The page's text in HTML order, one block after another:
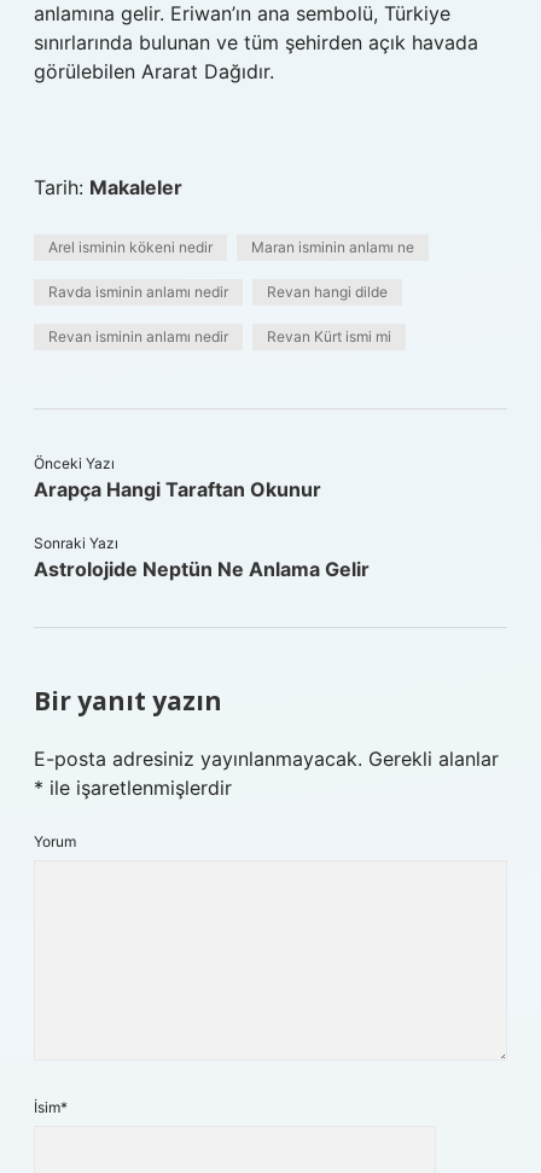
anlamına gelir. Eriwan’ın ana sembolü, Türkiye
sınırlarında bulunan ve tüm şehirden açık havada
görülebilen Ararat Dağıdır.
Tarih: Makaleler
Arel isminin kökeni nedir Maran isminin anlamı ne
Ravda isminin anlamı nedir Revan hangi dilde
Revan isminin anlamı nedir Revan Kürt ismi mi
Önceki Yazı
Arapça Hangi Taraftan Okunur
Sonraki Yazı
Astrolojide Neptün Ne Anlama Gelir
Bir yanıt yazın
E-posta adresiniz yayınlanmayacak. Gerekli alanlar
* ile işaretlenmişlerdir
Yorum
İsim*